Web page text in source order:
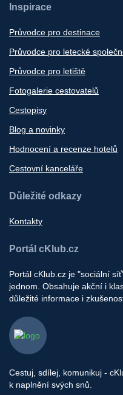
Inspirace
Průvodce pro destinace
Průvodce pro letecké
Průvodce pro letiště
Fotogalerie cestovatelů
Cestopisy
Blog a novinky
Hodnocení a recenze hotelů
Cestovní kanceláře
Důležité odkazy
Kontakty
Portál cKlub.cz
Portál cKlub.cz je "sociální
jednom. Obsahuje akční i
důležité informace i
Cestuj, sdílej, komunikuj -
k naplnění svých snů.